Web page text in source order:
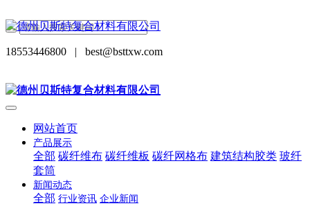
18553446800 | best@bsttxw.com
网站首页
产品展示
全部 碳纤维布 碳纤维板 碳纤网格布 建筑结构胶类 玻纤
套筒
新闻动态
全部 行业资讯 企业新闻